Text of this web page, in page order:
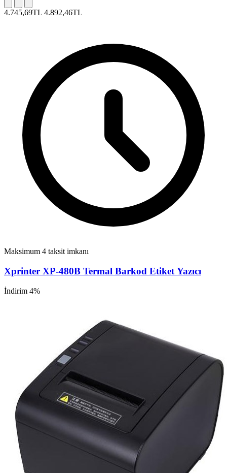
4.745,69TL 4.892,46TL
Maksimum 4 taksit imkanı
Xprinter XP-480B Termal Barkod Etiket Yazıcı
İndirim 4%